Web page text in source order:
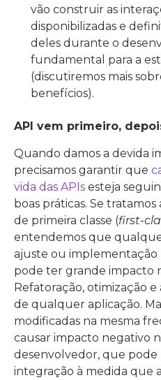
vão construir as
disponibilizadas e
deles durante o
fundamental para a
(discutiremos mais
benefícios).
API vem primeiro,
Quando damos a devida
precisamos garantir que
vida das APIs esteja
boas práticas. Se tratamos
de primeira classe (first-
entendemos que
ajuste ou implementação
pode ter grande impacto
Refatoração, otimização
de qualquer aplicação.
modificadas na mesma
causar impacto negativo
desenvolvedor, que pode
integração à medida que